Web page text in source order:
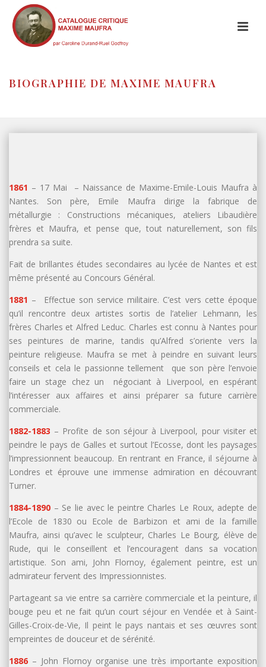
BIOGRAPHIE DE MAXIME MAUFRA
1861 – 17 Mai – Naissance de Maxime-Emile-Louis Maufra à
Nantes. Son père, Emile Maufra dirige la fabrique de
métallurgie : Constructions mécaniques, ateliers Libaudière
frères et Maufra, et pense que, tout naturellement, son fils
prendra sa suite.
Fait de brillantes études secondaires au lycée de Nantes et est
même présenté au Concours Général.
1881 – Effectue son service militaire. C’est vers cette époque
qu’il rencontre deux artistes sortis de l’atelier Lehmann, les
frères Charles et Alfred Leduc. Charles est connu à Nantes pour
ses peintures de marine, tandis qu’Alfred s’oriente vers la
peinture religieuse. Maufra se met à peindre en suivant leurs
conseils et cela le passionne tellement que son père l’envoie
faire un stage chez un négociant à Liverpool, en espérant
l’intéresser aux affaires et ainsi préparer sa future carrière
commerciale.
1882-1883 – Profite de son séjour à Liverpool, pour visiter et
peindre le pays de Galles et surtout l’Ecosse, dont les paysages
l’impressionnent beaucoup. En rentrant en France, il séjourne à
Londres et éprouve une immense admiration en découvrant
Turner.
1884-1890 – Se lie avec le peintre Charles Le Roux, adepte de
l’Ecole de 1830 ou Ecole de Barbizon et ami de la famille
Maufra, ainsi qu’avec le sculpteur, Charles Le Bourg, élève de
Rude, qui le conseillent et l’encouragent dans sa vocation
artistique. Son ami, John Flornoy, également peintre, est un
admirateur fervent des Impressionnistes.
Partageant sa vie entre sa carrière commerciale et la peinture, il
bouge peu et ne fait qu’un court séjour en Vendée et à Saint-
Gilles-Croix-de-Vie, Il peint le pays nantais et ses œuvres sont
empreintes de douceur et de sérénité.
1886 – John Flornoy organise une très importante exposition